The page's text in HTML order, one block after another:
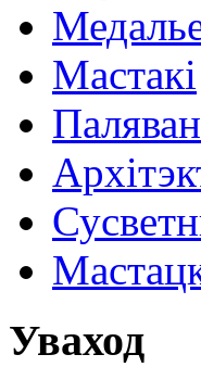
Мастакі
Уваход